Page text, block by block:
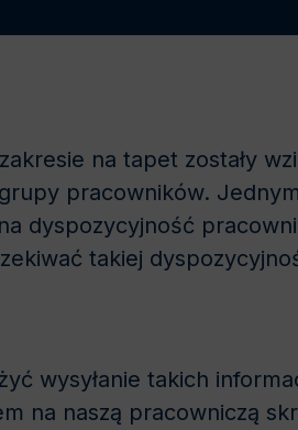
na tapet zostały
pracowników.
dyspozycyjność
takiej
wysyłanie takich
na naszą pracowniczą